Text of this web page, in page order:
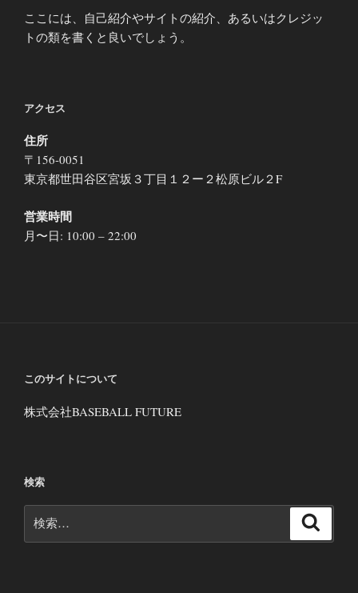
ここには、自己紹介やサイトの紹介、あるいはクレジッ
トの類を書くと良いでしょう。
アクセス
住所
〒156-0051
東京都世田谷区宮坂３丁目１２ー２松原ビル２F
営業時間
月〜日: 10:00 – 22:00
このサイトについて
株式会社BASEBALL FUTURE
検索
索: